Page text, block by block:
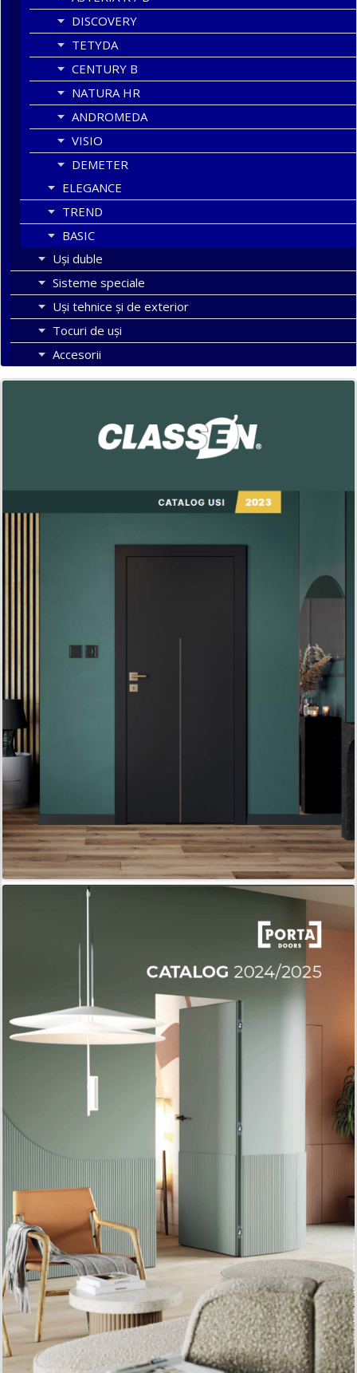
DISCOVERY
TETYDA
CENTURY B
NATURA HR
ANDROMEDA
VISIO
DEMETER
ELEGANCE
TREND
BASIC
Uşi duble
Sisteme speciale
Uși tehnice și de exterior
Tocuri de uși
Accesorii